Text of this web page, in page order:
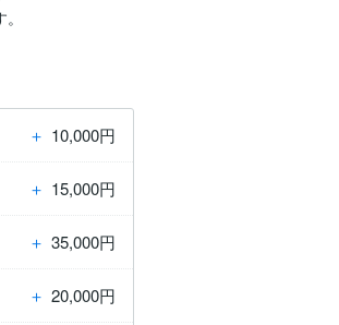
＋ 10,000円
＋ 15,000円
＋ 35,000円
＋ 20,000円